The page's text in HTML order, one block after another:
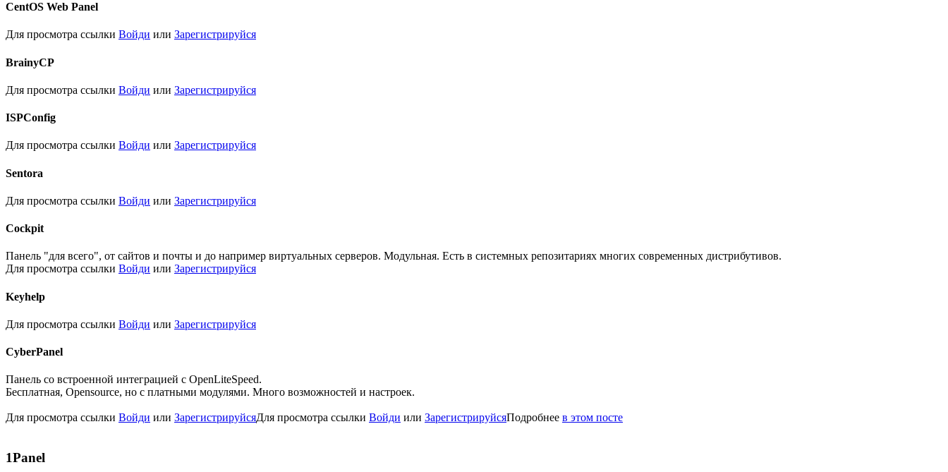
CentOS Web Panel​
Для просмотра ссылки Войди или Зарегистрируйся
BrainyCP​
Для просмотра ссылки Войди или Зарегистрируйся
ISPConfig​
Для просмотра ссылки Войди или Зарегистрируйся
Sentora​
Для просмотра ссылки Войди или Зарегистрируйся
Сockpit​
Панель "для всего", от сайтов и почты и до например виртуальных серверов. Модульная. Есть в системных репозитариях многих современных дистрибутивов.
Для просмотра ссылки Войди или Зарегистрируйся
Keyhelp​
Для просмотра ссылки Войди или Зарегистрируйся
CyberPanel​
Панель со встроенной интеграцией с OpenLiteSpeed.
Бесплатная, Opensource, но с платными модулями. Много возможностей и настроек.
Для просмотра ссылки Войди или ЗарегистрируйсяДля просмотра ссылки Войди или ЗарегистрируйсяПодробнее в этом посте
1Panel​